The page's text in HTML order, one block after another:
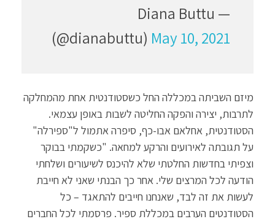
— Diana Buttu
(@dianabuttu) May 10, 2021
מיזם השביתה במכללה החל כשסטודנטית אחת מהמחלקה
לתרבות, יצירה והפקה החליטה לשבות באופן עצמאי.
הסטודנטית, אחלאם אבו-כף, סיפרה אתמול ל"ספירלה"
על תגובתה לאירועים והרקע למחאה. "כשקמתי בבוקר
וצפיתי בחדשות החלטתי שלא להיכנס לשיעורים ושלחתי
הודעה לכל המרצים שלי. אחר כך הבנתי שאני לא חייבת
לעשות את זה לבד, שאנחנו חייבים להתאגד – כל
הסטודנטים הערבים במכללת ספיר. פרסמתי לכל החברים